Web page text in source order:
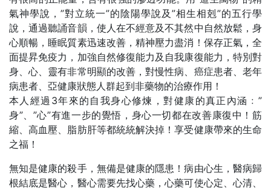
氣神學說，”對立統一”的陰陽學說及”相生相剋”的五行學
說，通過聽誦音韻，使人在不經意及不其然中自然放鬆，身
心順暢，睡眠質素迅速改善，精神壓力盡消！保存正氣，全
面提昇免疫力，加強自然修復能力及自我康復能力，特別對
身、心、靈有非常明顯的改善，對慢性病、癌症患者、老年
病患者、亞健康狀態人群起到非藥物的治療作用！
本人經過3年來的自我身心修煉，對健康的真正內涵﹕”
身”、”心”有進一步的覺悟，身心一切都在改善康復中！筋
縮、高血壓、脂肪肝等都統統解決掉！享受健康帶來的生命
之福！
無知是健康的殺手，無備是健康的隱患！病由心生，醫病歸
根結底是醫心，醫心需要先找心藥，心藥可使心定、心清、